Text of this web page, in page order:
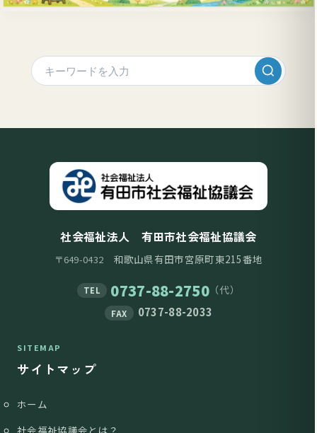
社会福祉法人 有田市社会福祉協議会
〒649-0432 和歌山県有田市宮原町東215番地
TEL 0737-88-2750（代）
FAX 0737-88-2033
SITEMAP
サイトマップ
ホーム
社会福祉協議会とは？